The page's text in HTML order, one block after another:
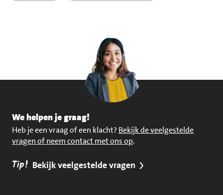
We helpen je graag!
Heb je een vraag of een klacht? Bekijk de veelgestelde
vragen of neem contact met ons op.
Tip! Bekijk veelgestelde vragen